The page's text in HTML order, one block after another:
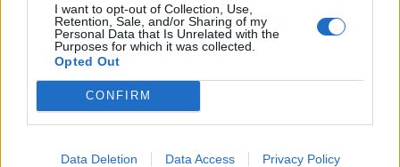
I want to opt-out of Collection, Use,
Retention, Sale, and/or Sharing of my
Personal Data that Is Unrelated with the
Purposes for which it was collected.
Opted Out
CONFIRM
Data Deletion Data Access Privacy Policy
ξαναζήσουμε το πιο παράλογο ευρωπαϊκό ραντεβού με τον
χρόνο: θα γυρίσουμε τα ρολόγια μας πίσω μία ώρα, για να
"εξοικονομήσουμε ενέργεια".